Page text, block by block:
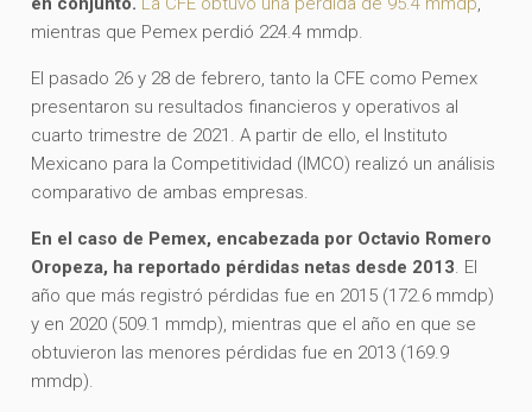
mientras que Pemex perdió 224.4 mmdp.
El pasado 26 y 28 de febrero, tanto la CFE como Pemex
presentaron su resultados financieros y operativos al
cuarto trimestre de 2021. A partir de ello, el Instituto
Mexicano para la Competitividad (IMCO) realizó un análisis
comparativo de ambas empresas.
En el caso de Pemex, encabezada por Octavio Romero
Oropeza, ha reportado pérdidas netas desde 2013. El
año que más registró pérdidas fue en 2015 (172.6 mmdp)
y en 2020 (509.1 mmdp), mientras que el año en que se
obtuvieron las menores pérdidas fue en 2013 (169.9
mmdp).